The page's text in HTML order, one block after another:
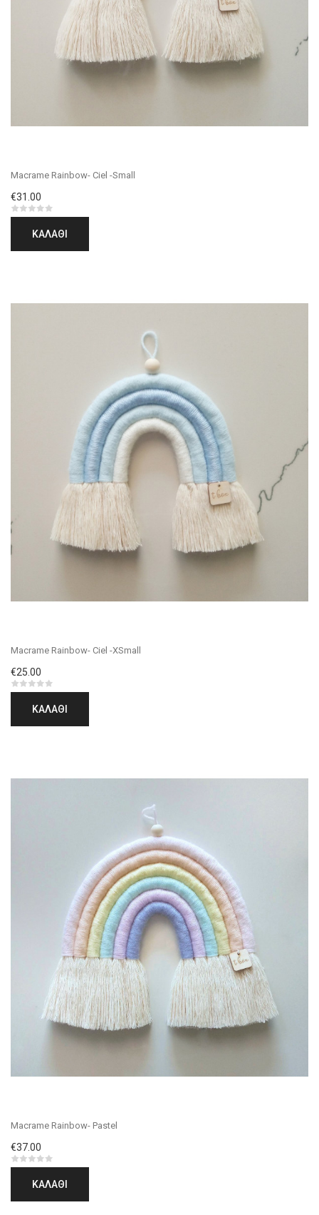
Macrame Rainbow- Ciel -Small
€31.00
ΚΑΛΆΘΙ
Macrame Rainbow- Ciel -XSmall
€25.00
ΚΑΛΆΘΙ
Macrame Rainbow- Pastel
€37.00
ΚΑΛΆΘΙ